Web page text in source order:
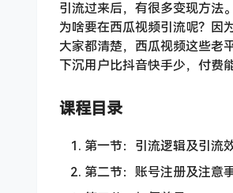
引流过来后，有很多变现方法
为啥要在西瓜视频引流呢？因
大家都清楚，西瓜视频这些老
下沉用户比抖音快手少，付费
课程目录
第一节：引流逻辑及引流
第二节：账号注册及注意